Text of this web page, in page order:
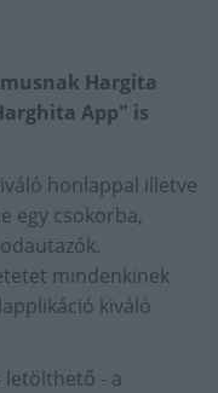
Hargita
App" is
honlappal illetve
egy csokorba,
mindenkinek
kiváló
letölthető - a